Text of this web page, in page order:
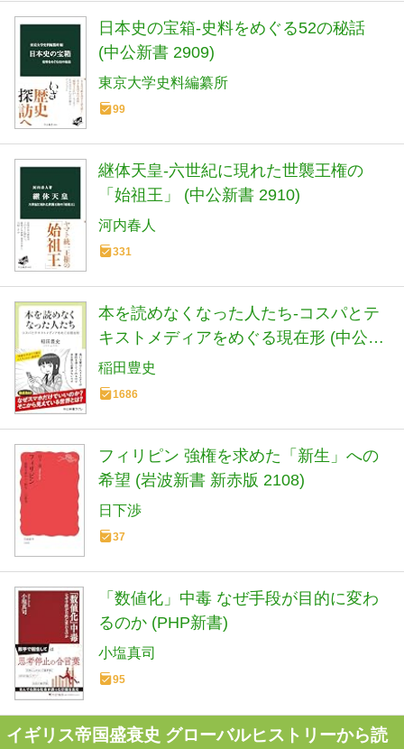
日本史の宝箱-史料をめぐる52の秘話
(中公新書 2909)
東京大学史料編纂所
99
継体天皇-六世紀に現れた世襲王権の
「始祖王」 (中公新書 2910)
河内春人
331
本を読めなくなった人たち-コスパとテ
キストメディアをめぐる現在形 (中公新
書ラクレ 861)
稲田豊史
1686
フィリピン 強権を求めた「新生」への
希望 (岩波新書 新赤版 2108)
日下渉
37
「数値化」中毒 なぜ手段が目的に変わ
るのか (PHP新書)
小塩真司
95
イギリス帝国盛衰史 グローバルヒストリーから読